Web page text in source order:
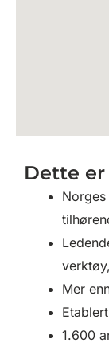
Dette er
Mer
1.600